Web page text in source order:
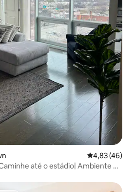
4,83 de uma
4,83 (46)
até o estádio| Ambiente no